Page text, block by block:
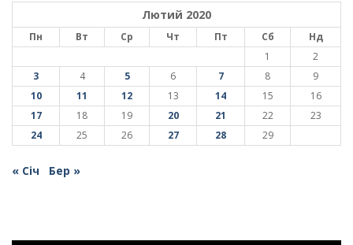
Лютий 2020
Пн Вт Ср Чт Пт Сб
Нд
1
2
3
4 5 6 7 8
9
10
11 12 13 14 15
16
17
18 19 20 21 22
23
24
25 26 27 28 29
« Січ Бер »